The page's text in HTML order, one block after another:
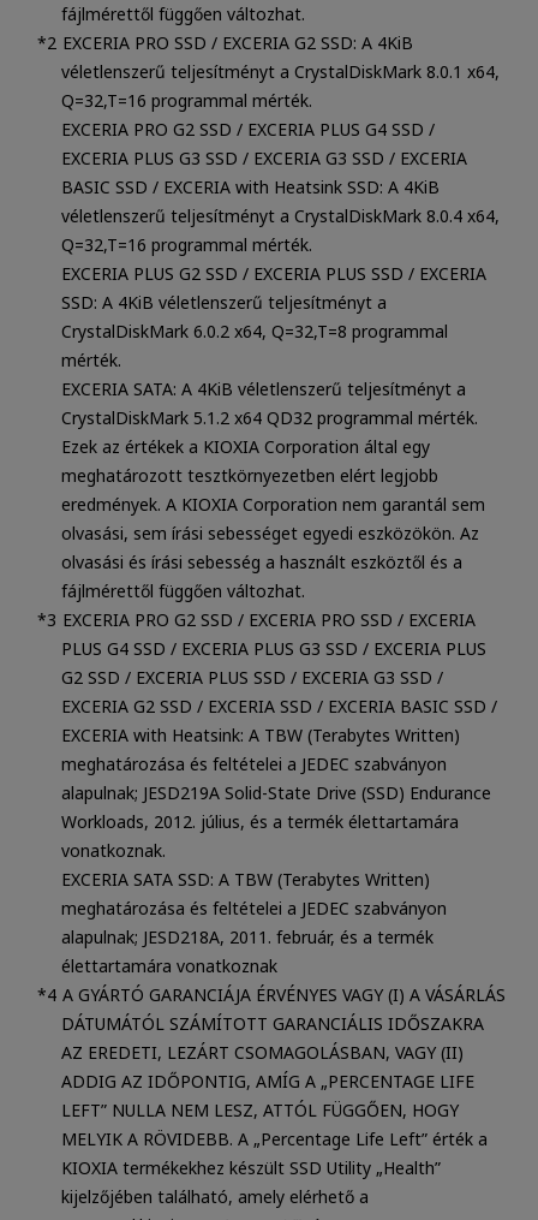
fájlmérettől függően változhat.
EXCERIA PRO SSD / EXCERIA G2 SSD: A 4KiB
véletlenszerű teljesítményt a CrystalDiskMark 8.0.1 x64,
Q=32,T=16 programmal mérték.
EXCERIA PRO G2 SSD / EXCERIA PLUS G4 SSD /
EXCERIA PLUS G3 SSD / EXCERIA G3 SSD / EXCERIA
BASIC SSD / EXCERIA with Heatsink SSD: A 4KiB
véletlenszerű teljesítményt a CrystalDiskMark 8.0.4 x64,
Q=32,T=16 programmal mérték.
EXCERIA PLUS G2 SSD / EXCERIA PLUS SSD / EXCERIA
SSD: A 4KiB véletlenszerű teljesítményt a
CrystalDiskMark 6.0.2 x64, Q=32,T=8 programmal
mérték.
EXCERIA SATA: A 4KiB véletlenszerű teljesítményt a
CrystalDiskMark 5.1.2 x64 QD32 programmal mérték.
Ezek az értékek a KIOXIA Corporation által egy
meghatározott tesztkörnyezetben elért legjobb
eredmények. A KIOXIA Corporation nem garantál sem
olvasási, sem írási sebességet egyedi eszközökön. Az
olvasási és írási sebesség a használt eszköztől és a
fájlmérettől függően változhat.
EXCERIA PRO G2 SSD / EXCERIA PRO SSD / EXCERIA
PLUS G4 SSD / EXCERIA PLUS G3 SSD / EXCERIA PLUS
G2 SSD / EXCERIA PLUS SSD / EXCERIA G3 SSD /
EXCERIA G2 SSD / EXCERIA SSD / EXCERIA BASIC SSD /
EXCERIA with Heatsink: A TBW (Terabytes Written)
meghatározása és feltételei a JEDEC szabványon
alapulnak; JESD219A Solid-State Drive (SSD) Endurance
Workloads, 2012. július, és a termék élettartamára
vonatkoznak.
EXCERIA SATA SSD: A TBW (Terabytes Written)
meghatározása és feltételei a JEDEC szabványon
alapulnak; JESD218A, 2011. február, és a termék
élettartamára vonatkoznak
A GYÁRTÓ GARANCIÁJA ÉRVÉNYES VAGY (I) A VÁSÁRLÁS
DÁTUMÁTÓL SZÁMÍTOTT GARANCIÁLIS IDŐSZAKRA
AZ EREDETI, LEZÁRT CSOMAGOLÁSBAN, VAGY (II)
ADDIG AZ IDŐPONTIG, AMÍG A „PERCENTAGE LIFE
LEFT” NULLA NEM LESZ, ATTÓL FÜGGŐEN, HOGY
MELYIK A RÖVIDEBB. A „Percentage Life Left” érték a
KIOXIA termékekhez készült SSD Utility „Health”
kijelzőjében található, amely elérhető a